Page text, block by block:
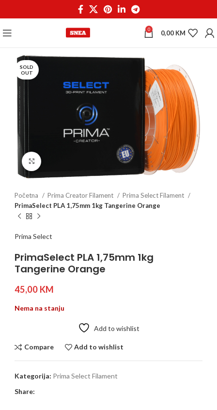
0 0,00 KM
SOLD
OUT
Početna Prima Creator Filament
Prima Select Filament
PrimaSelect PLA 1,75mm 1kg Tangerine Orange
Prima Select
PrimaSelect PLA 1,75mm 1kg
Tangerine Orange
45,00 KM
Nema na stanju
Add to wishlist
Compare Add to wishlist
Kategorija: Prima Select Filament
Share: